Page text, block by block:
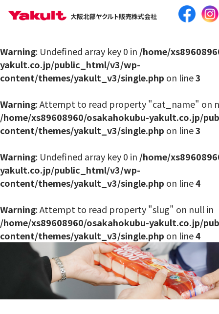
大阪北部ヤクルト販売株式会社
Warning: Undefined array key 0 in /home/
yakult.co.jp/public_html/v3/wp-
content/themes/yakult_v3/single.php on line3
Warning: Attempt to read property "cat_name" on
/home/xs89608960/osakahokubu-yakult.co.jp/
content/themes/yakult_v3/single.php on line3
Warning: Undefined array key 0 in /home/
yakult.co.jp/public_html/v3/wp-
content/themes/yakult_v3/single.php on line4
Warning: Attempt to read property "slug" on null in
/home/xs89608960/osakahokubu-yakult.co.jp/
content/themes/yakult_v3/single.php on line4